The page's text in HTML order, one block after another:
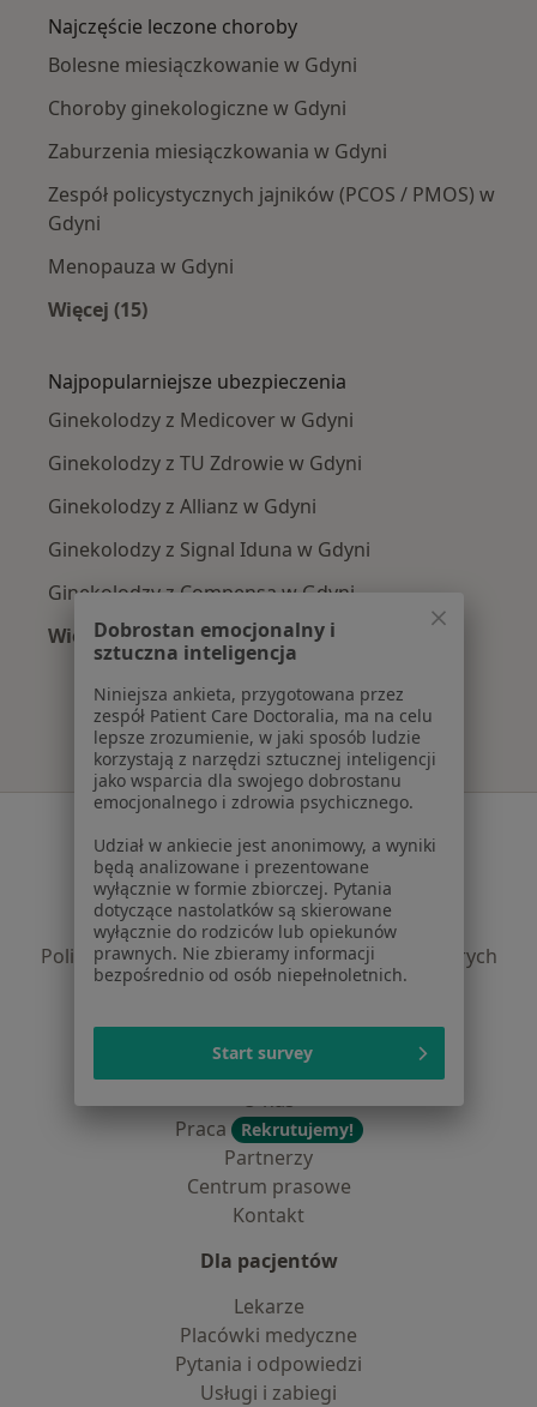
Najczęście leczone choroby
Bolesne miesiączkowanie w Gdyni
Choroby ginekologiczne w Gdyni
Zaburzenia miesiączkowania w Gdyni
Zespół policystycznych jajników (PCOS / PMOS) w
Gdyni
Menopauza w Gdyni
Więcej (15)
Najpopularniejsze ubezpieczenia
Ginekolodzy z Medicover w Gdyni
Ginekolodzy z TU Zdrowie w Gdyni
Ginekolodzy z Allianz w Gdyni
Ginekolodzy z Signal Iduna w Gdyni
Ginekolodzy z Compensa w Gdyni
Więcej (6)
Więcej w kategorii: Najpopularniejsze
Regulamin
Polityka prywatności pacjentów
Polityka prywatności profesjonalistów
Polityka prywatności dla profesjonalistów, których
dane pozyskaliśmy samodzielnie
Jak działają wyniki wyszukiwania
Dostępność
O nas
Praca
Rekrutujemy!
Partnerzy
Centrum prasowe
Kontakt
Dla pacjentów
Lekarze
Placówki medyczne
Pytania i odpowiedzi
Usługi i zabiegi
Dobrostan emocjonalny i
sztuczna inteligencja
Niniejsza ankieta, przygotowana przez
zespół Patient Care Doctoralia, ma na celu
lepsze zrozumienie, w jaki sposób ludzie
korzystają z narzędzi sztucznej inteligencji
jako wsparcia dla swojego dobrostanu
emocjonalnego i zdrowia psychicznego.
Udział w ankiecie jest anonimowy, a wyniki
będą analizowane i prezentowane
wyłącznie w formie zbiorczej. Pytania
dotyczące nastolatków są skierowane
wyłącznie do rodziców lub opiekunów
prawnych. Nie zbieramy informacji
bezpośrednio od osób niepełnoletnich.
Start survey